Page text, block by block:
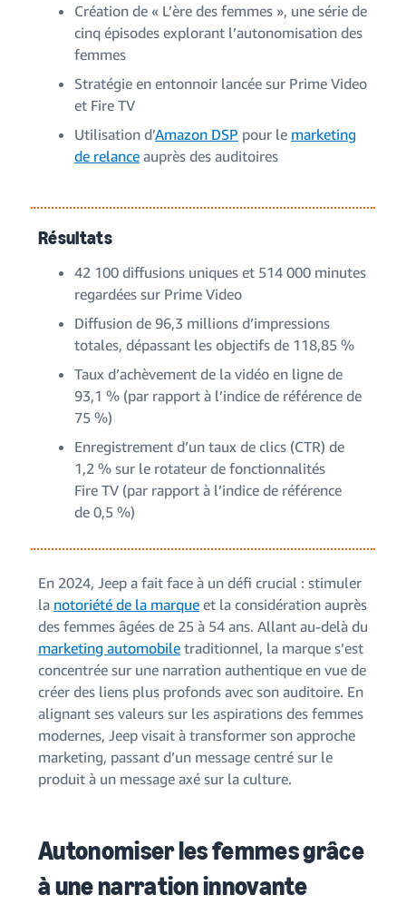
Création de « L’ère des femmes », une série de
cinq épisodes explorant l’autonomisation des
femmes
Stratégie en entonnoir lancée sur Prime Video
et Fire TV
Utilisation d’Amazon DSP pour le marketing
de relance auprès des auditoires
Résultats
42 100 diffusions uniques et 514 000 minutes
regardées sur Prime Video
Diffusion de 96,3 millions d’impressions
totales, dépassant les objectifs de 118,85 %
Taux d’achèvement de la vidéo en ligne de
93,1 % (par rapport à l’indice de référence de
75 %)
Enregistrement d’un taux de clics (CTR) de
1,2 % sur le rotateur de fonctionnalités
Fire TV (par rapport à l’indice de référence
de 0,5 %)
En 2024, Jeep a fait face à un défi crucial : stimuler
la notoriété de la marque et la considération auprès
des femmes âgées de 25 à 54 ans. Allant au-delà du
marketing automobile traditionnel, la marque s’est
concentrée sur une narration authentique en vue de
créer des liens plus profonds avec son auditoire. En
alignant ses valeurs sur les aspirations des femmes
modernes, Jeep visait à transformer son approche
marketing, passant d’un message centré sur le
produit à un message axé sur la culture.
Autonomiser les femmes grâce
à une narration innovante